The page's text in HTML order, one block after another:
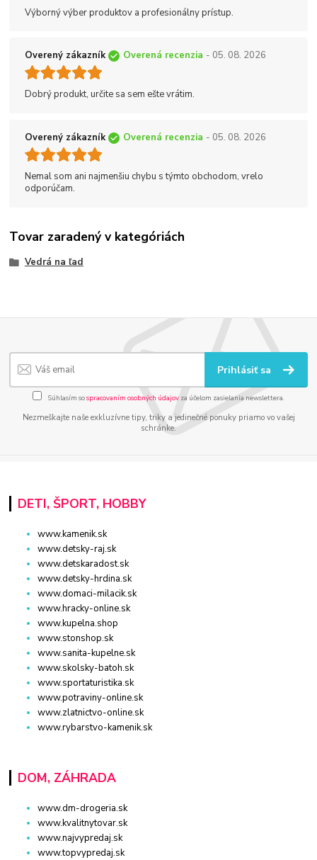
Výborný výber produktov a profesionálny prístup.
Overený zákazník Overená recenzia - 05. 08. 2026
Dobrý produkt, určite sa sem ešte vrátim.
Overený zákazník Overená recenzia - 05. 08. 2026
Nemal som ani najmenšiu chybu s týmto obchodom, vrelo
odporúčam.
Tovar zaradený v kategóriách
Vedrá na ľad
Prihlásiť sa
Súhlasím sospracovaním osobných údajov za účelom zasielania newslettera.
Nezmeškajte naše exkluzívne tipy, triky a jedinečné ponuky priamo vo vašej
schránke.
DETI, ŠPORT, HOBBY
www.kamenik.sk
www.detsky-raj.sk
www.detskaradost.sk
www.detsky-hrdina.sk
www.domaci-milacik.sk
www.hracky-online.sk
www.kupelna.shop
www.stonshop.sk
www.sanita-kupelne.sk
www.skolsky-batoh.sk
www.sportaturistika.sk
www.potraviny-online.sk
www.zlatnictvo-online.sk
www.rybarstvo-kamenik.sk
DOM, ZÁHRADA
www.dm-drogeria.sk
www.kvalitnytovar.sk
www.najvypredaj.sk
www.topvypredaj.sk